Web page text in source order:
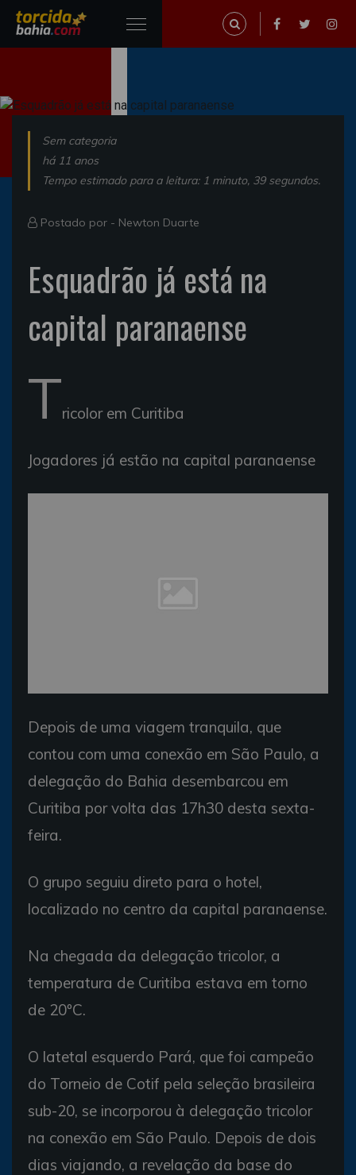
Sem categoria
há 11 anos
Tempo estimado para a leitura: 1 minuto, 39 segundos.
Postado por - Newton Duarte
Esquadrão já está na
capital paranaense
Tricolor em Curitiba
Jogadores já estão na capital paranaense
Depois de uma viagem tranquila, que
contou com uma conexão em São Paulo, a
delegação do Bahia desembarcou em
Curitiba por volta das 17h30 desta sexta-
feira.
O grupo seguiu direto para o hotel,
localizado no centro da capital paranaense.
Na chegada da delegação tricolor, a
temperatura de Curitiba estava em torno
de 20ºC.
O latetal esquerdo Pará, que foi campeão
do Torneio de Cotif pela seleção brasileira
sub-20, se incorporou à delegação tricolor
na conexão em São Paulo. Depois de dois
dias viajando, a revelação da base do